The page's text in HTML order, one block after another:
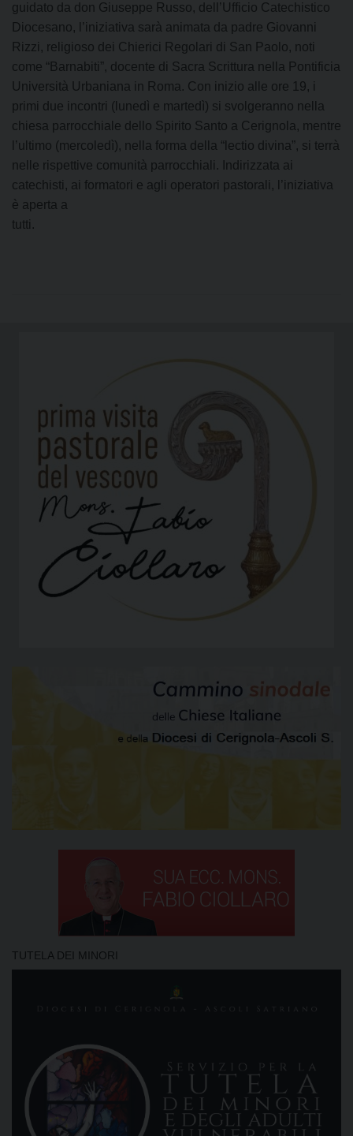
guidato da don Giuseppe Russo, dell’Ufficio Catechistico
Diocesano, l’iniziativa sarà animata da padre Giovanni
Rizzi, religioso dei Chierici Regolari di San Paolo, noti
come “Barnabiti”, docente di Sacra Scrittura nella Pontificia
Università Urbaniana in Roma. Con inizio alle ore 19, i
primi due incontri (lunedì e martedì) si svolgeranno nella
chiesa parrocchiale dello Spirito Santo a Cerignola, mentre
l’ultimo (mercoledì), nella forma della “lectio divina”, si terrà
nelle rispettive comunità parrocchiali. Indirizzata ai
catechisti, ai formatori e agli operatori pastorali, l’iniziativa
è aperta a
tutti.
TUTELA DEI MINORI